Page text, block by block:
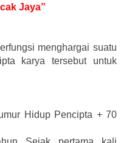
Jaya”
menghargai suatu
karya tersebut untuk
Hidup Pencipta + 70